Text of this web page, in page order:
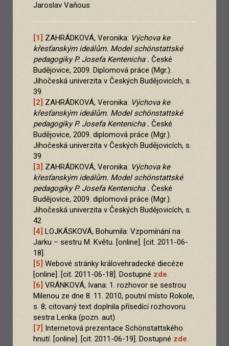
Jaroslav Vaňous
[1] ZAHRÁDKOVÁ, Veronika: Výchova ke
křesťanským ideálům. Model schönstattské
pedagogiky P. Josefa Kentenicha . České
Budějovice, 2009. Diplomová práce (Mgr.).
Jihočeská univerzita v Českých Budějovicích, s.
39
[2] ZAHRÁDKOVÁ, Veronika: Výchova ke
křesťanským ideálům. Model schönstattské
pedagogiky P. Josefa Kentenicha . České
Budějovice, 2009. diplomová práce (Mgr.).
Jihočeská univerzita v Českých Budějovicích, s.
39
[3] ZAHRÁDKOVÁ, Veronika: Výchova ke
křesťanským ideálům. Model schönstattské
pedagogiky P. Josefa Kentenicha . České
Budějovice, 2009. diplomová práce (Mgr.).
Jihočeská univerzita v Českých Budějovicích, s.
42
[4] LOJKÁSKOVÁ, Bohumila: Vzpomínání na
Jarku – sestru M. Květu. [online]. [cit. 2011-06-
18].
[5] Webové stránky královehradecké diecéze
[online]. [cit. 2011-06-18]. Dostupné zde.
[6] VRÁNKOVÁ, Ivana: 1. rozhovor se sestrou
Milenou ze dne 8. 11. 2010, poutní místo Rokole,
s. 8; citovaný text doplnila přísedící rozhovoru
sestra Lenka (pozn. aut)
[7] Internetová prezentace Schönstattského
hnutí. [online]. [cit. 2011-06-19]. Dostupné zde.